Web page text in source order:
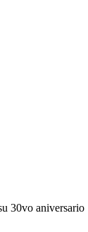
30vo aniversario